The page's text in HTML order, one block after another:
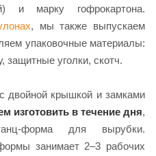
и марку гофрокартона.
, мы также выпускаем
упаковочные материалы:
защитные уголки, скотч.
двойной крышкой и замками
изготовить в течение дня,
форма для вырубки.
занимает 2–3 рабочих